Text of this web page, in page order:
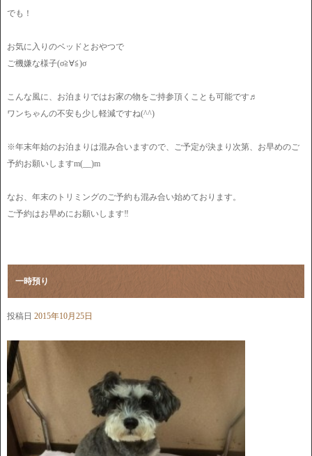
でも！
お気に入りのベッドとおやつで
ご機嫌な様子(σ≧∀≦)σ
こんな風に、お泊まりではお家の物をご持参頂くことも可能です♬
ワンちゃんの不安も少し軽減ですね(^^)
※年末年始のお泊まりは混み合いますので、ご予定が決まり次第、お早めのご
予約お願いしますm(__)m
なお、年末のトリミングのご予約も混み合い始めております。
ご予約はお早めにお願いします‼︎
一時預り
投稿日 2015年10月25日